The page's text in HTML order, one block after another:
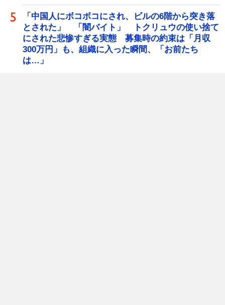
「中国人にボコボコにされ、ビルの6階から突き落
とされた」 「闇バイト」 トクリュウの使い捨て
にされた悲惨すぎる実態 募集時の約束は「月収
300万円」も、組織に入った瞬間、「お前たち
は…」